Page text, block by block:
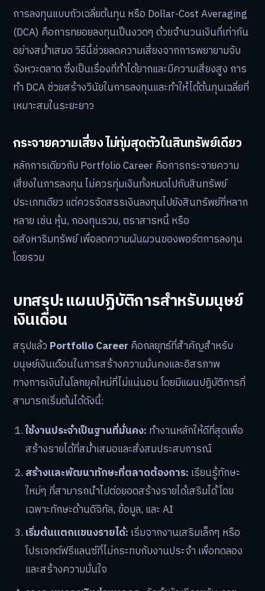
การลงทุนแบบถัวเฉลี่ยต้นทุน หรือ Dollar-Cost Averaging
(DCA) คือการทยอยลงทุนเป็นงวดๆ ด้วยจำนวนเงินที่เท่ากัน
อย่างสม่ำเสมอ วิธีนี้ช่วยลดความเสี่ยงจากการพยายามจับ
จังหวะตลาด ซึ่งเป็นเรื่องที่ทำได้ยากและมีความเสี่ยงสูง การ
ทำ DCA ช่วยสร้างวินัยในการลงทุนและทำให้ได้ต้นทุนเฉลี่ยที่
เหมาะสมในระยะยาว
กระจายความเสี่ยง ไม่ทุ่มสุดตัวในสินทรัพย์เดียว
หลักการเดียวกับ Portfolio Career คือการกระจายความ
เสี่ยงในการลงทุน ไม่ควรทุ่มเงินทั้งหมดไปกับสินทรัพย์
ประเภทเดียว แต่ควรจัดสรรเงินลงทุนไปยังสินทรัพย์ที่หลาก
หลาย เช่น หุ้น, กองทุนรวม, ตราสารหนี้ หรือ
อสังหาริมทรัพย์ เพื่อลดความผันผวนของพอร์ตการลงทุน
โดยรวม
บทสรุป: แผนปฏิบัติการสำหรับมนุษย์
เงินเดือน
สรุปแล้ว Portfolio Careerคือกลยุทธ์ที่สำคัญสำหรับ
มนุษย์เงินเดือนในการสร้างความมั่นคงและอิสรภาพ
ทางการเงินในโลกยุคใหม่ที่ไม่แน่นอน โดยมีแผนปฏิบัติการที่
สามารถเริ่มต้นได้ดังนี้:
ใช้งานประจำเป็นฐานที่มั่นคง: ทำงานหลักให้ดีที่สุดเพื่อ
สร้างรายได้ที่สม่ำเสมอและสั่งสมประสบการณ์
สร้างและพัฒนาทักษะที่ตลาดต้องการ: เรียนรู้ทักษะ
ใหม่ๆ ที่สามารถนำไปต่อยอดสร้างรายได้เสริมได้ โดย
เฉพาะทักษะด้านดิจิทัล, ข้อมูล, และ AI
เริ่มต้นแตกแขนงรายได้: เริ่มจากงานเสริมเล็กๆ หรือ
โปรเจกต์ฟรีแลนซ์ที่ไม่กระทบกับงานประจำ เพื่อทดลอง
และสร้างความมั่นใจ